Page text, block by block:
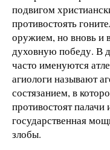
подвигом
противостоять
оружием, но вновь и
духовную победу. В
часто именуются
агиологи называют
состязанием, в
противостоят
государственная
злобы.